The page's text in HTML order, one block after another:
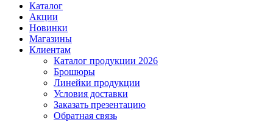
Каталог
Акции
Новинки
Магазины
Клиентам
Каталог продукции 2026
Брошюры
Линейки продукции
Условия доставки
Заказать презентацию
Обратная связь